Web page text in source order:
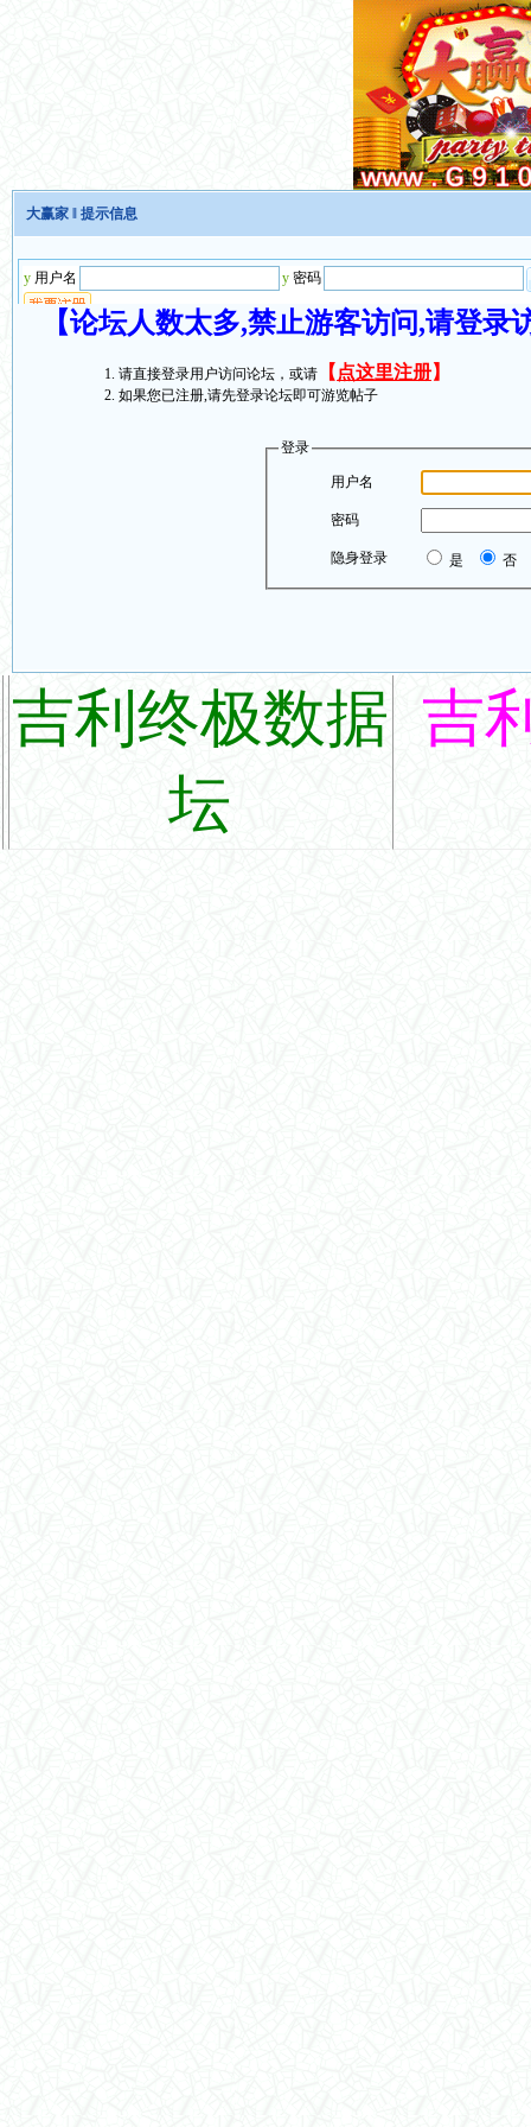
大赢家 ‖ 提示信息
【论坛人数太多,禁止游客访问,请登
请直接登录用户访问论坛，或请 【 点这里注册】
如果您已注册,请先登录论坛即可游览帖子
登录
用户名
密码
隐身登录 是 否
吉利终极数据
坛
吉